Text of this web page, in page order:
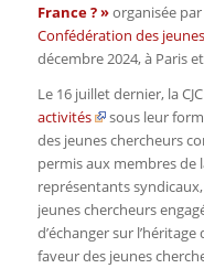
France ? »organisée
Confédération des
décembre 2024, à Paris
Le 16 juillet dernier, la
activités
sous leur
des jeunes chercheurs
permis aux membres de
représentants
jeunes chercheurs
d’échanger sur
faveur des jeunes